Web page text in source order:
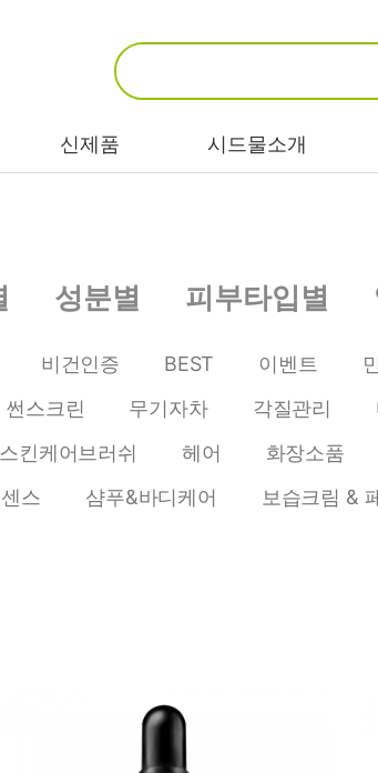
신제품 시드물소개
비누/클렌징
마스크/팩/필링
스킨/토너/미스
앰플/에센스/세
럼
바디/헤어/핸드/
트러블/시카
민감/건조/속당
미백/화이트닝/
흔적
안티에이징/주
름/탄력
성분별 피부타입별
비건인증 BEST 이벤트
썬스크린 무기자차 각질관리
스킨케어브러쉬 헤어 화장소품
스 샴푸&바디케어 보습크림 &